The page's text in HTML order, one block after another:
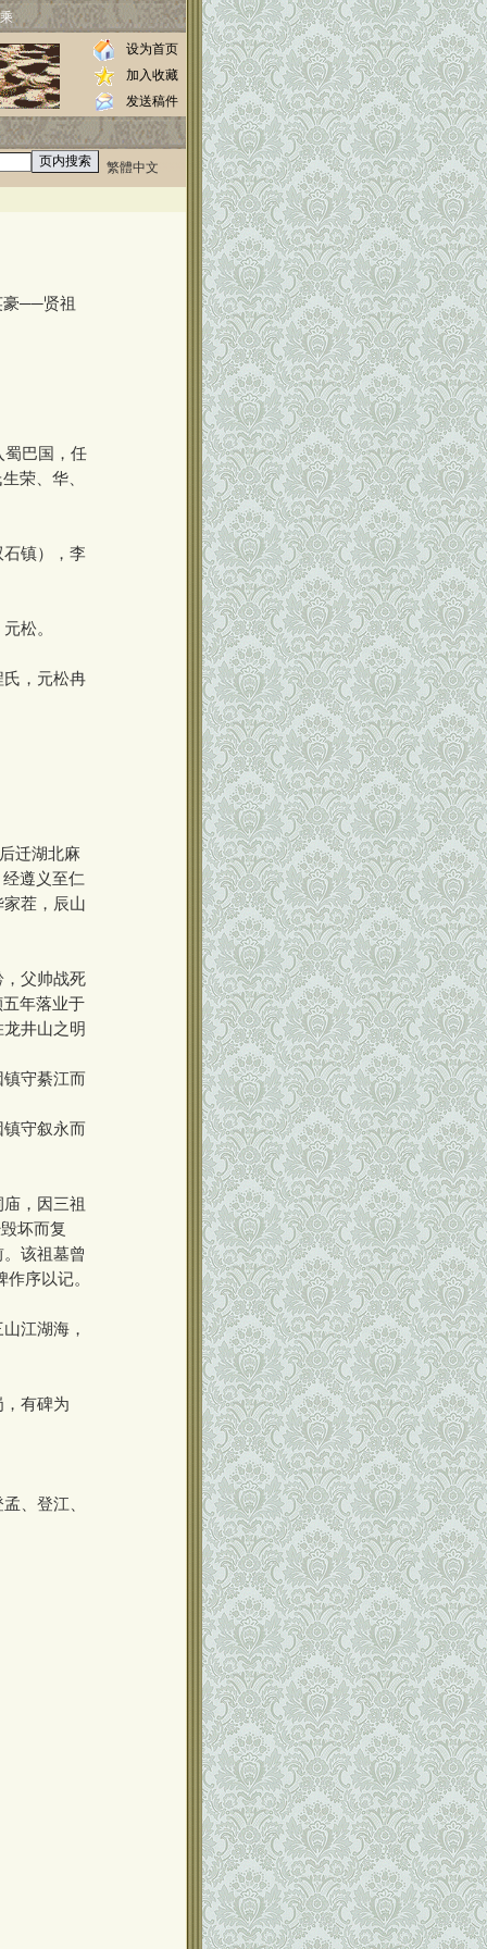
设为首页
加入收藏
发送稿件
繁體中文
──贤祖
蜀巴国，任
荣、华、
镇），李
松。
，元松冉
迁湖北麻
遵义至仁
茬，辰山
父帅战死
年落业于
井山之明
守綦江而
守叙永而
，因三祖
坏而复
该祖墓曾
序以记。
江湖海，
有碑为
、登江、